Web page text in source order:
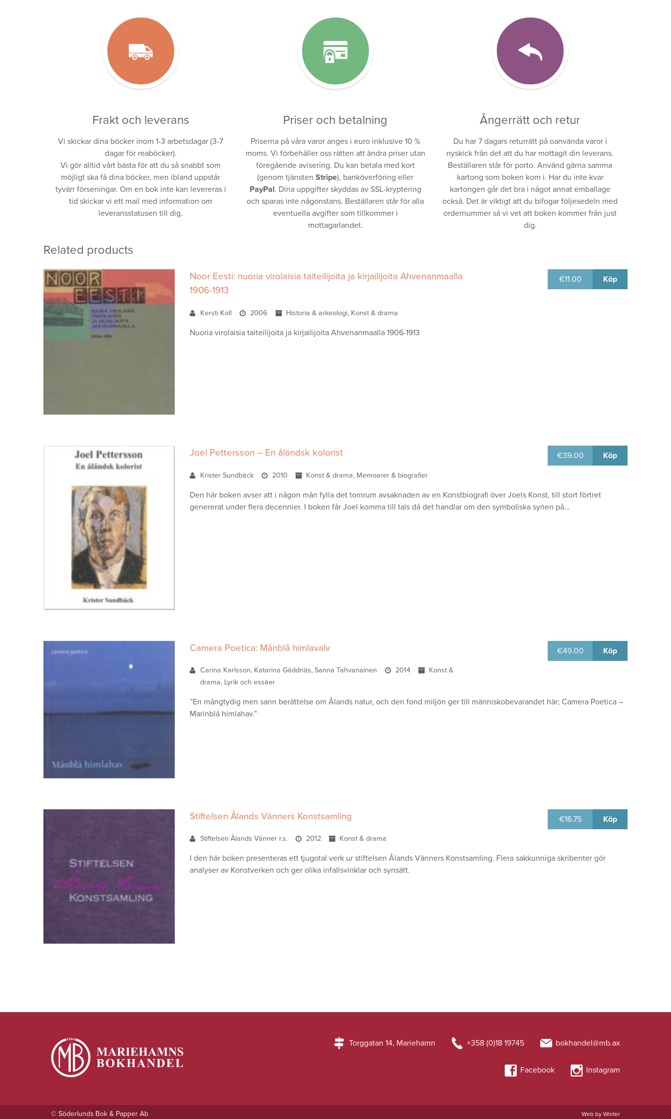
Frakt och leverans
Vi skickar dina böcker inom 1-3 arbetsdagar (3-7
dagar för reaböcker).
Vi gör alltid vårt bästa för att du så snabbt som
möjligt ska få dina böcker, men ibland uppstår
tyvärr förseningar. Om en bok inte kan levereras i
tid skickar vi ett mail med information om
leveransstatusen till dig.
Priser och betalning
Priserna på våra varor anges i euro inklusive 10 %
moms. Vi förbehåller oss rätten att ändra priser utan
föregående avisering. Du kan betala med kort
(genom tjänstenStripe), banköverföring eller
PayPal. Dina uppgifter skyddas av SSL-kryptering
och sparas inte någonstans. Beställaren står för alla
eventuella avgifter som tillkommer i
mottagarlandet.
Ångerrätt och retur
Du har 7 dagars returrätt på oanvända varor i
nyskick från det att du har mottagit din leverans.
Beställaren står för porto. Använd gärna samma
kartong som boken kom i. Har du inte kvar
kartongen går det bra i något annat emballage
också. Det är viktigt att du bifogar följesedeln med
ordernummer så vi vet att boken kommer från just
dig.
Related products
Noor Eesti: nuoria virolaisia taiteilijoita ja kirjailijoita Ahvenanmaalla
1906-1913
Kersti Koll 2006 Historia & arkeologi, Konst & drama
€11.00 Köp
Nuoria virolaisia taiteilijoita ja kirjailijoita Ahvenanmaalla 1906-1913
Joel Pettersson – En åländsk kolorist
Krister Sundbäck 2010 Konst & drama, Memoarer & biografier
€39.00 Köp
Den här boken avser att i någon mån fylla det tomrum avsaknaden av en Konstbiografi över Joels Konst, till stort förtret
genererat under flera decennier. I boken får Joel komma till tals då det handlar om den symboliska synen på…
Camera Poetica: Månblå himlavalv
Carina Karlsson, Katarina Gäddnäs, Sanna Tahvanainen 2014
Konst &
drama, Lyrik och essäer
€49.00 Köp
”En mångtydig men sann berättelse om Ålands natur, och den fond miljön ger till människobevarandet här; Camera Poetica –
Marinblå himlahav.”
Stiftelsen Ålands Vänners Konstsamling
Stiftelsen Ålands Vänner r.s. 2012 Konst & drama
€16.75 Köp
I den här boken presenteras ett tjugotal verk ur stiftelsen Ålands Vänners Konstsamling. Flera sakkunniga skribenter gör
analyser av Konstverken och ger olika infallsvinklar och synsätt.
Torggatan 14, Mariehamn +358 (0)18 19745 bokhandel@mb.ax
Facebook Instagram
© Söderlunds Bok & Papper Ab Web by Winter